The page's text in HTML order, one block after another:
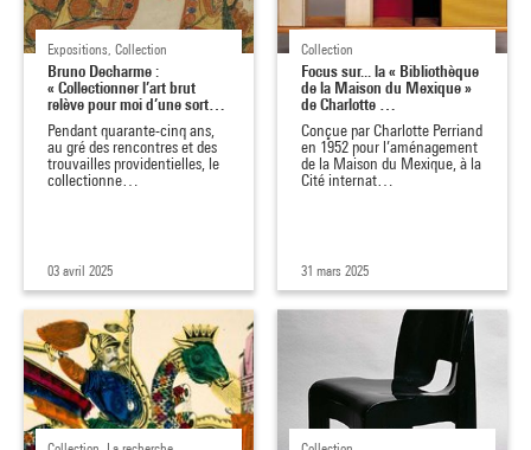
Expositions, Collection
Bruno Decharme :
« Collectionner l’art brut
relève pour moi d’une sort…
Pendant quarante-cinq ans,
au gré des rencontres et des
trouvailles providentielles, le
collectionne…
03 avril 2025
Collection
Focus sur... la « Bibliothèque
de la Maison du Mexique »
de Charlotte …
Conçue par Charlotte Perriand
en 1952 pour l’aménagement
de la Maison du Mexique, à la
Cité internat…
31 mars 2025